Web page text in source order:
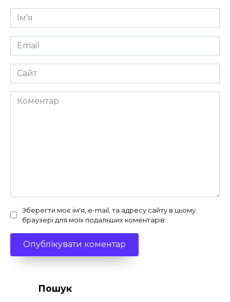
Ім'я
*
Email
*
Сайт
Коментар
Зберегти моє ім'я, e-mail, та адресу сайту в цьому
браузері для моїх подальших коментарів.
Пошук